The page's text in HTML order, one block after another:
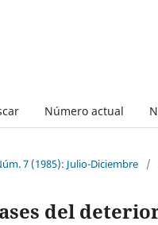
Número actual
7 (1985): Julio-Diciembre /
del